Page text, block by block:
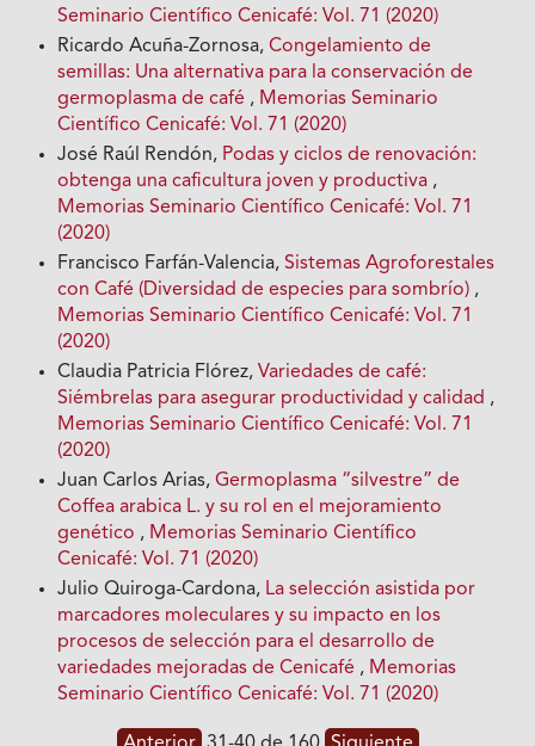
Seminario Científico Cenicafé: Vol. 71 (2020)
Ricardo Acuña-Zornosa,Congelamiento de
semillas: Una alternativa para la conservación de
germoplasma de café , Memorias Seminario
Científico Cenicafé: Vol. 71 (2020)
José Raúl Rendón, Podas y ciclos de renovación:
obtenga una caficultura joven y productiva ,
Memorias Seminario Científico Cenicafé: Vol. 71
(2020)
Francisco Farfán-Valencia,Sistemas Agroforestales
con Café (Diversidad de especies para sombrío) ,
Memorias Seminario Científico Cenicafé: Vol. 71
(2020)
Claudia Patricia Flórez,Variedades de café:
Siémbrelas para asegurar productividad y calidad ,
Memorias Seminario Científico Cenicafé: Vol. 71
(2020)
Juan Carlos Arias,Germoplasma “silvestre” de
Coffea arabica L. y su rol en el mejoramiento
genético , Memorias Seminario Científico
Cenicafé: Vol. 71 (2020)
Julio Quiroga-Cardona, La selección asistida por
marcadores moleculares y su impacto en los
procesos de selección para el desarrollo de
variedades mejoradas de Cenicafé , Memorias
Seminario Científico Cenicafé: Vol. 71 (2020)